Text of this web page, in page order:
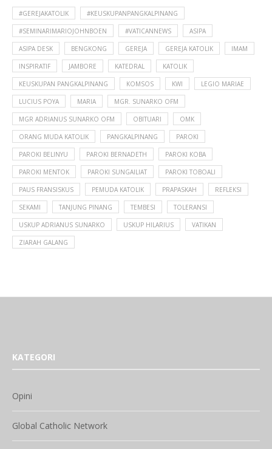
#GEREJAKATOLIK #KEUSKUPANPANGKALPINANG
#SEMINARIMARIOJOHNBOEN #VATICANNEWS ASIPA
ASIPA DESK BENGKONG GEREJA GEREJA KATOLIK IMAM
INSPIRATIF JAMBORE KATEDRAL KATOLIK
KEUSKUPAN PANGKALPINANG KOMSOS KWI LEGIO MARIAE
LUCIUS POYA MARIA MGR. SUNARKO OFM
MGR ADRIANUS SUNARKO OFM OBITUARI OMK
ORANG MUDA KATOLIK PANGKALPINANG PAROKI
PAROKI BELINYU PAROKI BERNADETH PAROKI KOBA
PAROKI MENTOK PAROKI SUNGAILIAT PAROKI TOBOALI
PAUS FRANSISKUS PEMUDA KATOLIK PRAPASKAH REFLEKSI
SEKAMI TANJUNG PINANG TEMBESI TOLERANSI
USKUP ADRIANUS SUNARKO USKUP HILARIUS VATIKAN
ZIARAH GALANG
KATEGORI
Opini
Global Catholic Network